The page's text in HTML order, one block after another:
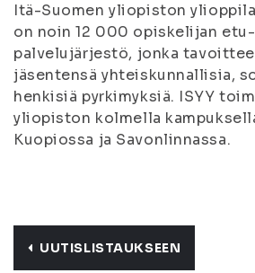
Itä-Suomen yliopiston
on noin 12 000 opiskelijan
palvelujärjestö, jonka
jäsentensä yhteiskunnallisia,
henkisiä pyrkimyksiä. ISYY
yliopiston kolmella
Kuopiossa ja Savonlinnassa.
UUTISLISTAUKSEEN